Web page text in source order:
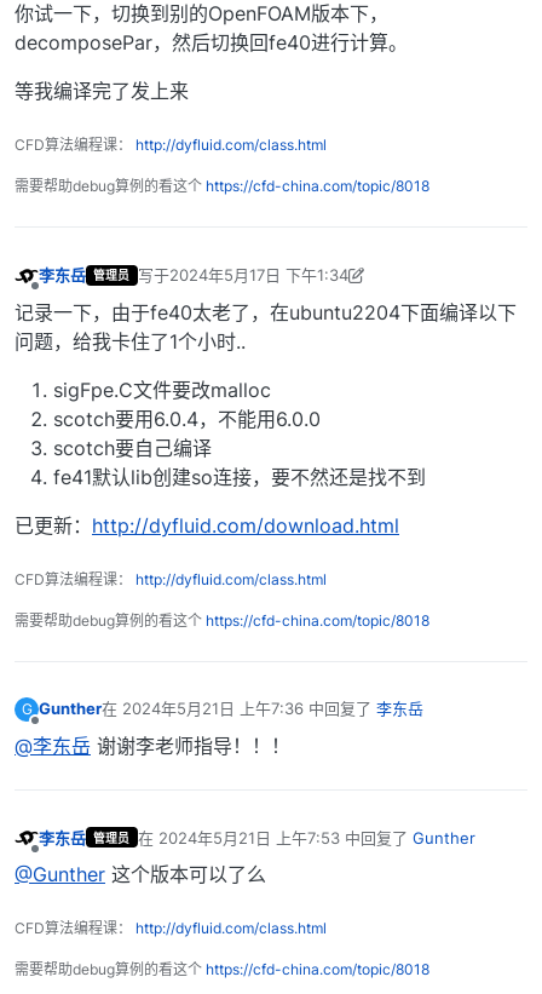
你试一下，切换到别的OpenFOAM版本下，
decomposePar，然后切换回fe40进行计算。
等我编译完了发上来
CFD算法编程课： http://dyfluid.com/class.html
需要帮助debug算例的看这个 https://cfd-china.com/topic/8018
李东岳 管理员 写于2024年5月17日 下午1:34
最后由 李东岳 编辑2024年5月18日 上午3:08
记录一下，由于fe40太老了，在ubuntu2204下面编译以下
问题，给我卡住了1个小时..
sigFpe.C文件要改malloc
scotch要用6.0.4，不能用6.0.0
scotch要自己编译
fe41默认lib创建so连接，要不然还是找不到
已更新： http://dyfluid.com/download.html
CFD算法编程课： http://dyfluid.com/class.html
需要帮助debug算例的看这个 https://cfd-china.com/topic/8018
G Gunther在 2024年5月21日 上午7:36 中回复了 李东岳
最后由 编辑
@李东岳 谢谢李老师指导！！！
李东岳 管理员 在 2024年5月21日 上午7:53中回复了 Gunther
最后由 编辑
@Gunther 这个版本可以了么
CFD算法编程课： http://dyfluid.com/class.html
需要帮助debug算例的看这个 https://cfd-china.com/topic/8018